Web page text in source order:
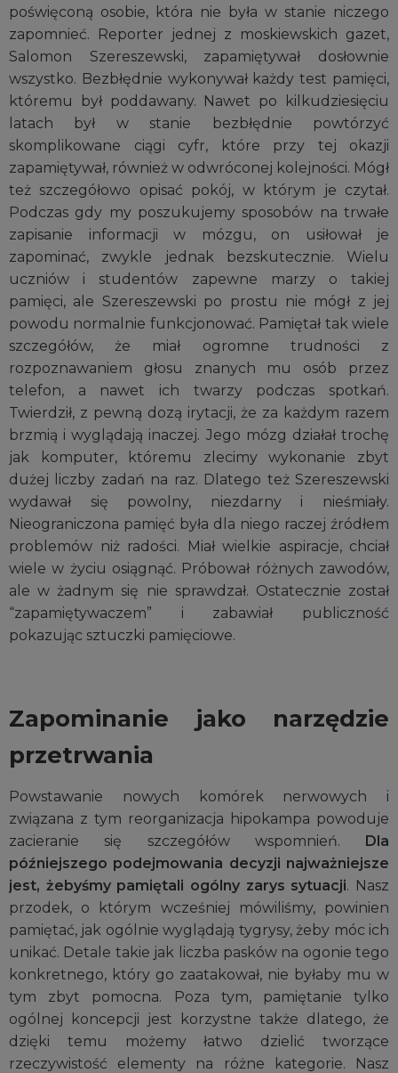
poświęconą osobie, która nie była w stanie niczego
zapomnieć. Reporter jednej z moskiewskich gazet,
Salomon Szereszewski, zapamiętywał dosłownie
wszystko. Bezbłędnie wykonywał każdy test pamięci,
któremu był poddawany. Nawet po kilkudziesięciu
latach był w stanie bezbłędnie powtórzyć
skomplikowane ciągi cyfr, które przy tej okazji
zapamiętywał, również w odwróconej kolejności. Mógł
też szczegółowo opisać pokój, w którym je czytał.
Podczas gdy my poszukujemy sposobów na trwałe
zapisanie informacji w mózgu, on usiłował je
zapominać, zwykle jednak bezskutecznie. Wielu
uczniów i studentów zapewne marzy o takiej
pamięci, ale Szereszewski po prostu nie mógł z jej
powodu normalnie funkcjonować. Pamiętał tak wiele
szczegółów, że miał ogromne trudności z
rozpoznawaniem głosu znanych mu osób przez
telefon, a nawet ich twarzy podczas spotkań.
Twierdził, z pewną dozą irytacji, że za każdym razem
brzmią i wyglądają inaczej. Jego mózg działał trochę
jak komputer, któremu zlecimy wykonanie zbyt
dużej liczby zadań na raz. Dlatego też Szereszewski
wydawał się powolny, niezdarny i nieśmiały.
Nieograniczona pamięć była dla niego raczej źródłem
problemów niż radości. Miał wielkie aspiracje, chciał
wiele w życiu osiągnąć. Próbował różnych zawodów,
ale w żadnym się nie sprawdzał. Ostatecznie został
“zapamiętywaczem” i zabawiał publiczność
pokazując sztuczki pamięciowe.
Zapominanie jako narzędzie
przetrwania
Powstawanie nowych komórek nerwowych i
związana z tym reorganizacja hipokampa powoduje
zacieranie się szczegółów wspomnień. Dla
późniejszego podejmowania decyzji najważniejsze
jest, żebyśmy pamiętali ogólny zarys sytuacji. Nasz
przodek, o którym wcześniej mówiliśmy, powinien
pamiętać, jak ogólnie wyglądają tygrysy, żeby móc ich
unikać. Detale takie jak liczba pasków na ogonie tego
konkretnego, który go zaatakował, nie byłaby mu w
tym zbyt pomocna. Poza tym, pamiętanie tylko
ogólnej koncepcji jest korzystne także dlatego, że
dzięki temu możemy łatwo dzielić tworzące
rzeczywistość elementy na różne kategorie. Nasz